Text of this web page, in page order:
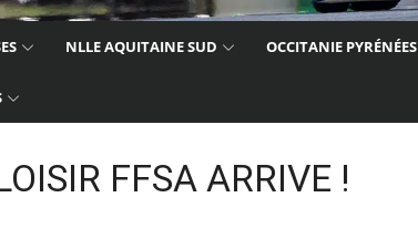
NLLE AQUITAINE SUD OCCITANIE PYRÉNÉES
FFSA ARRIVE !